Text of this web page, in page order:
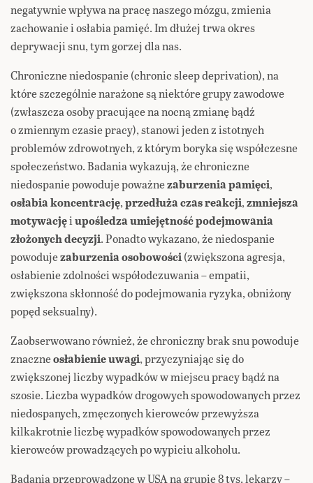
negatywnie wpływa na pracę naszego mózgu, zmienia
zachowanie i osłabia pamięć. Im dłużej trwa okres
deprywacji snu, tym gorzej dla nas.
Chroniczne niedospanie (chronic sleep deprivation), na
które szczególnie narażone są niektóre grupy zawodowe
(zwłaszcza osoby pracujące na nocną zmianę bądź
o zmiennym czasie pracy), stanowi jeden z istotnych
problemów zdrowotnych, z którym boryka się współczesne
społeczeństwo. Badania wykazują, że chroniczne
niedospanie powoduje poważnezaburzenia pamięci,
osłabia koncentrację,przedłuża czas reakcji,zmniejsza
motywacjęiupośledza umiejętność podejmowania
złożonych decyzji. Ponadto wykazano, że niedospanie
powodujezaburzenia osobowości(zwiększona agresja,
osłabienie zdolności współodczuwania – empatii,
zwiększona skłonność do podejmowania ryzyka, obniżony
popęd seksualny).
Zaobserwowano również, że chroniczny brak snu powoduje
znaczneosłabienie uwagi, przyczyniając się do
zwiększonej liczby wypadków w miejscu pracy bądź na
szosie. Liczba wypadków drogowych spowodowanych przez
niedospanych, zmęczonych kierowców przewyższa
kilkakrotnie liczbę wypadków spowodowanych przez
kierowców prowadzących po wypiciu alkoholu.
Badania przeprowadzone w USA na grupie 8 tys. lekarzy –